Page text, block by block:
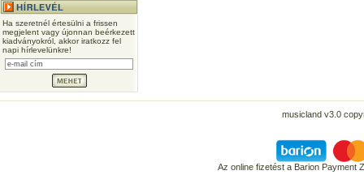
Ha szeretnél értesülni a frissen
megjelent vagy újonnan beérkezett
kiadványokról, akkor iratkozz fel
napi hírlevelünkre!
musicland v3.0
Az online fizetést a Barion Payment